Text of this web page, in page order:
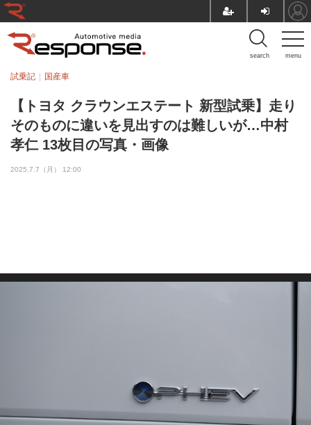
menu
search
【トヨタ クラウンエステート 新型試乗】走り
そのものに違いを見出すのは難しいが…中村
孝仁 13枚目の写真・画像
試乗記 国産車
2025.7.7（月） 12:00